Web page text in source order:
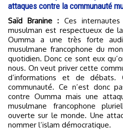
attaques contre la communauté
Saïd Branine : Ces
musulman est respectueux de
Oumma a une très forte
musulmane francophone du
quotidien. Donc ce sont eux
nous. On veut priver cette
d’informations et de débats.
communauté. Ce n’est donc
contre Oumma mais une
musulmane francophone
ouverte sur le monde. Une
nommer l’islam démocratique.